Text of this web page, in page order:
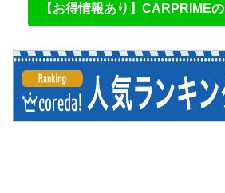
【お得情報あり】CARPRIME